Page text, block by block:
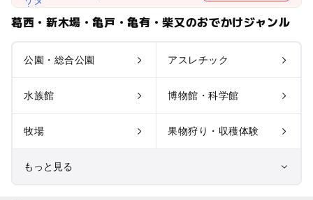
葛西・新木場・亀戸・亀有・柴又のおでかけジャンル
公園・総合公園 アスレチック
水族館 博物館・科学館
牧場 果物狩り・収穫体験
もっと見る